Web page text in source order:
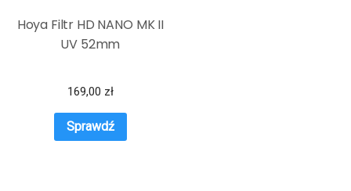
Hoya Filtr HD NANO MK II
UV 52mm
169,00 zł
Sprawdź